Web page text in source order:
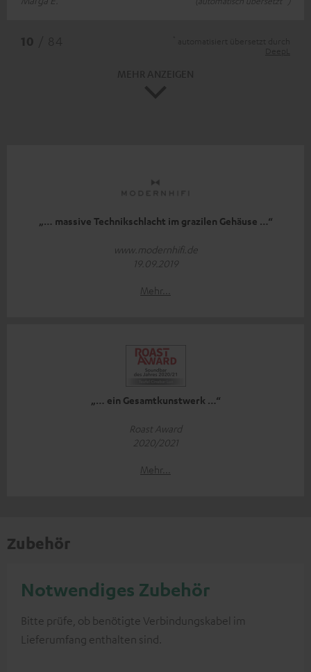
„… massive Technikschlacht im grazilen Gehäuse …“
www.modernhifi.de
19.09.2019
Mehr...
„… ein Gesamtkunstwerk …“
Roast Award
2020/2021
Mehr...
Zubehör
Notwendiges Zubehör
Bitte prüfe, ob benötigte Verbindungskabel im
Lieferumfang enthalten sind.